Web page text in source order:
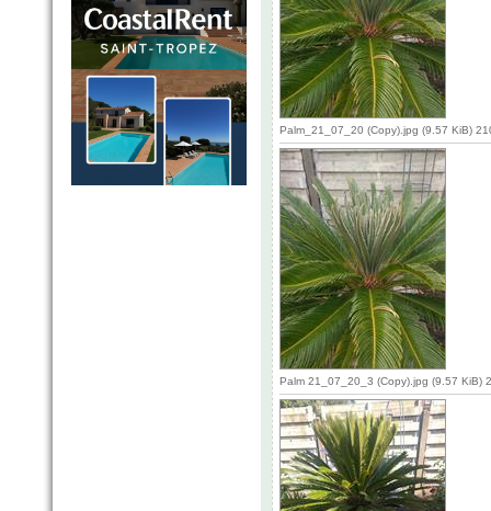
Palm_21_07_20 (Copy).jpg (9.57 KiB)
Palm 21_07_20_3 (Copy).jpg (9.57 KiB)